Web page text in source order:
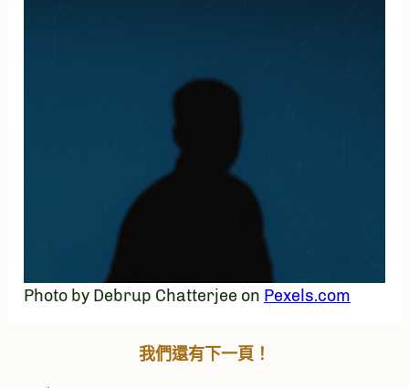
Photo by Debrup Chatterjee on Pexels.com
我們還有下一頁！